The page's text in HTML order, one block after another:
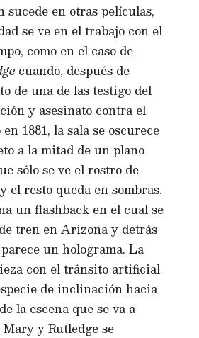
sucede en otras películas,
se ve en el trabajo con el
como en el caso de
cuando, después de
de una de las testigo del
y asesinato contra el
1881, la sala se oscurece
a la mitad de un plano
sólo se ve el rostro de
el resto queda en sombras.
un flashback en el cual se
tren en Arizona y detrás
un holograma. La
con el tránsito artificial
de inclinación hacia
la escena que se va a
y Rutledge se